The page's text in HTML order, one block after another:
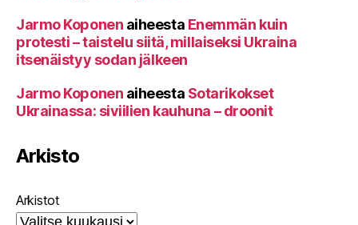
Jarmo Koponen aiheesta Enemmän kuin
protesti – taistelu siitä, millaiseksi Ukraina
itsenäistyy sodan jälkeen
Jarmo Koponen aiheesta Sotarikokset
Ukrainassa: siviilien kauhuna – droonit
Arkisto
Arkistot